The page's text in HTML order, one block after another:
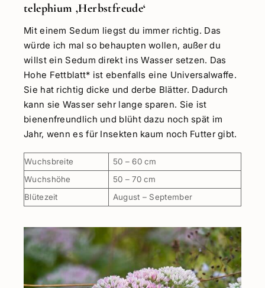
telephium ‚Herbstfreude‘
Mit einem Sedum liegst du immer richtig. Das
würde ich mal so behaupten wollen, außer du
willst ein Sedum direkt ins Wasser setzen. Das
Hohe Fettblatt* ist ebenfalls eine Universalwaffe.
Sie hat richtig dicke und derbe Blätter. Dadurch
kann sie Wasser sehr lange sparen. Sie ist
bienenfreundlich und blüht dazu noch spät im
Jahr, wenn es für Insekten kaum noch Futter gibt.
Wuchsbreite
50 – 60 cm
Wuchshöhe
50 – 70 cm
Blütezeit
August – September